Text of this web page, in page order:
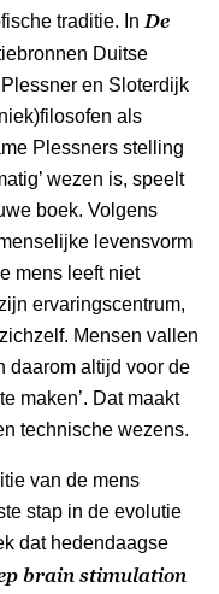
traditie. In De
Duitse
en Sloterdijk
als
Plessners stelling
wezen is, speelt
boek. Volgens
levensvorm
mens leeft niet
ervaringscentrum,
Mensen vallen
daarom altijd voor de
maken’. Dat maakt
technische wezens.
van de mens
stap in de evolutie
dat hedendaagse
brain stimulation